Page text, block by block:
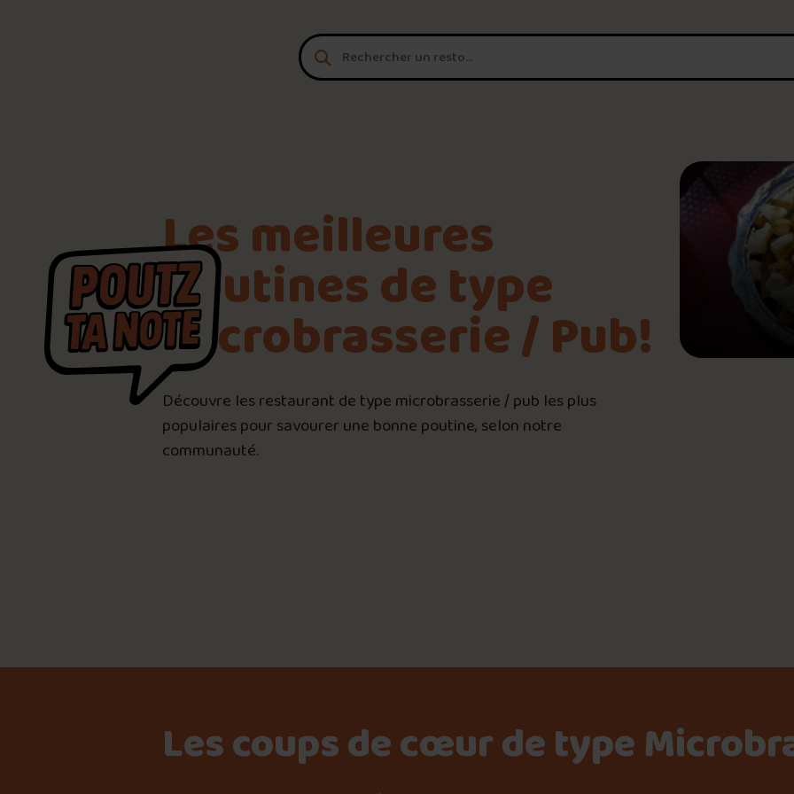
T'es un vrai
Connecte-toipour POUTZ ta
Noter une poutine!
Trouve une POUTZ sur
Palmarès des meilleures
Le palmarès d’Olivier
Me connecter
Les meilleures
poutines de type
Microbrasserie / Pub!
Découvre les restaurant de type microbrasserie / pub les plus
populaires pour savourer une bonne poutine, selon notre
communauté.
6.1
Les coups de cœur de type